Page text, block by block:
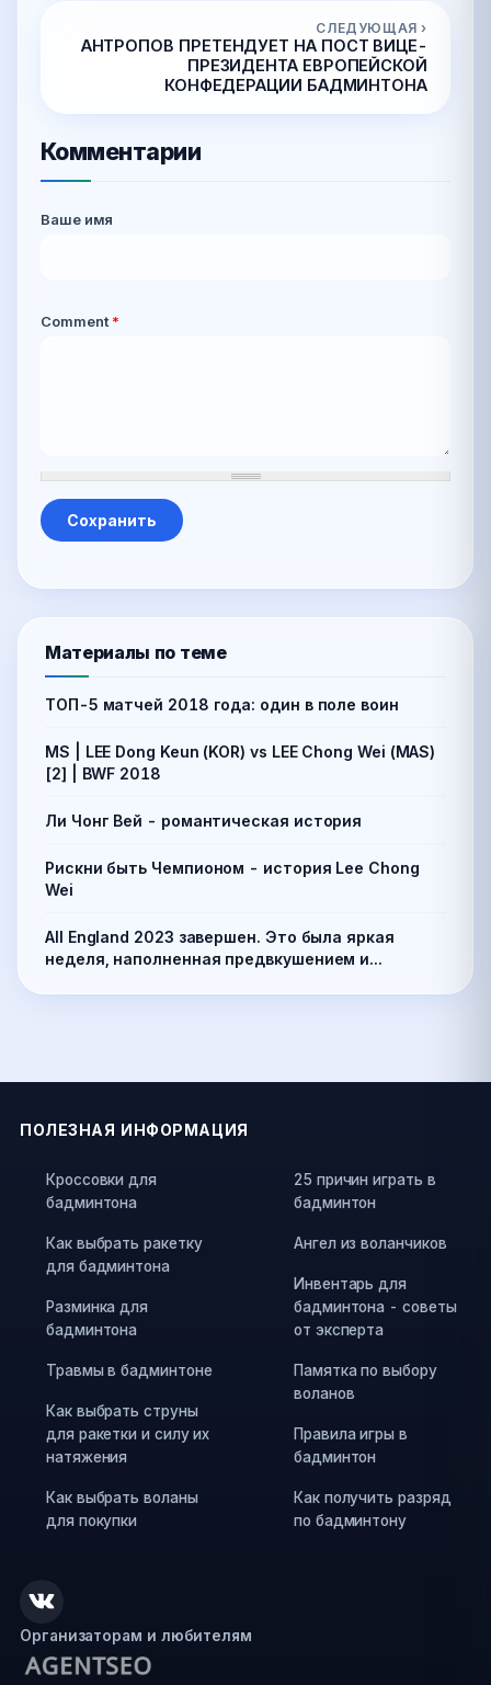
СЛЕДУЮЩАЯ ›
АНТРОПОВ ПРЕТЕНДУЕТ НА ПОСТ ВИЦЕ-
ПРЕЗИДЕНТА ЕВРОПЕЙСКОЙ
КОНФЕДЕРАЦИИ БАДМИНТОНА
Комментарии
Ваше имя
Comment *
Материалы по теме
ТОП-5 матчей 2018 года: один в поле воин
MS | LEE Dong Keun (KOR) vs LEE Chong Wei (MAS)
[2] | BWF 2018
Ли Чонг Вей - романтическая история
Рискни быть Чемпионом - история Lee Chong
Wei
All England 2023 завершен. Это была яркая
неделя, наполненная предвкушением и...
ПОЛЕЗНАЯ ИНФОРМАЦИЯ
Кроссовки для
бадминтона
Как выбрать ракетку
для бадминтона
Разминка для
бадминтона
Травмы в бадминтоне
Как выбрать струны
для ракетки и силу их
натяжения
Как выбрать воланы
для покупки
25 причин играть в
бадминтон
Ангел из воланчиков
Инвентарь для
бадминтона - советы
от эксперта
Памятка по выбору
воланов
Правила игры в
бадминтон
Как получить разряд
по бадминтону
Организаторам и любителям